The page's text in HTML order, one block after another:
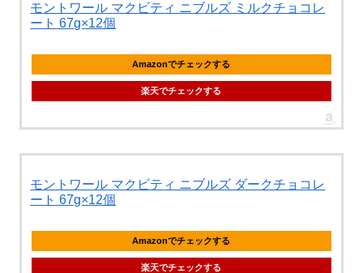
モントワール マクビティ ニブルズ ミルクチョコレ
ート 67g×12個
Amazonでチェックする
楽天でチェックする
モントワール マクビティ ニブルズ ダークチョコレ
ート 67g×12個
Amazonでチェックする
楽天でチェックする